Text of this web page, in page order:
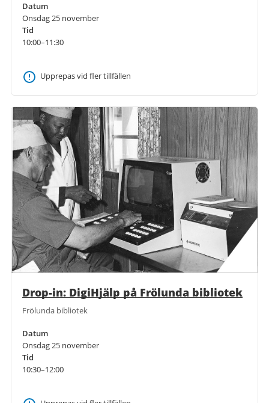
Datum
Onsdag 25 november
Tid
10:00–11:30
Upprepas vid fler tillfällen
Drop-in: DigiHjälp på Frölunda bibliotek
Frölunda bibliotek
Datum
Onsdag 25 november
Tid
10:30–12:00